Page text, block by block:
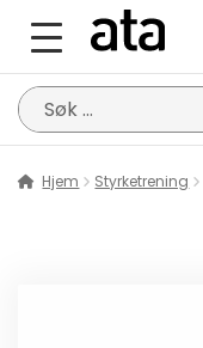
Søk
etter:
Hjem Styrketrening